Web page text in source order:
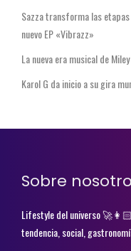
Sazza transforma las
nuevo EP «Vibrazz»
La nueva era musical de
Karol G da inicio a su gira
Sobre
Lifestyle del universo
tendencia, social,